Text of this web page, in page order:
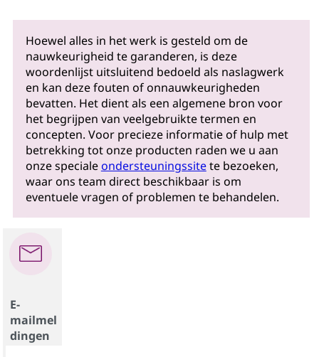
Hoewel alles in het werk is gesteld om de
nauwkeurigheid te garanderen, is deze
woordenlijst uitsluitend bedoeld als naslagwerk
en kan deze fouten of onnauwkeurigheden
bevatten. Het dient als een algemene bron voor
het begrijpen van veelgebruikte termen en
concepten. Voor precieze informatie of hulp met
betrekking tot onze producten raden we u aan
onze specialeondersteuningssitete bezoeken,
waar ons team direct beschikbaar is om
eventuele vragen of problemen te behandelen.
E-
mailmel
dingen